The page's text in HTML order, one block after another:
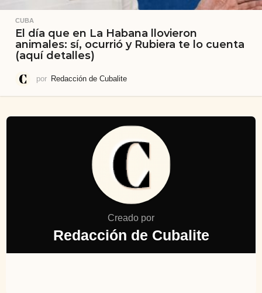
CUBA
El día que en La Habana llovieron
animales: sí, ocurrió y Rubiera te lo cuenta
(aquí detalles)
por Redacción de Cubalite
Creado por
Redacción de Cubalite